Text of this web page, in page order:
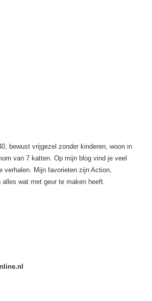
bewust vrijgezel zonder kinderen, woon in
van 7 katten. Op mijn blog vind je veel
verhalen. Mijn favorieten zijn Action,
alles wat met geur te maken heeft.